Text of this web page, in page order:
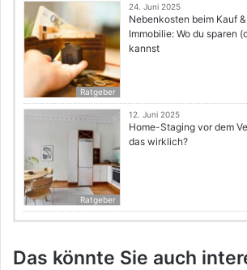
Ratgeber
24. Juni 2025
Nebenkosten beim Kauf
Immobilie: Wo du sparen
kannst
Ratgeber
12. Juni 2025
Home-Staging vor dem
das wirklich?
Das könnte Sie auch